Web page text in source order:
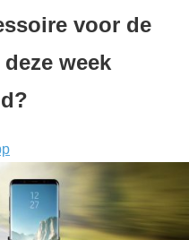
voor de
week